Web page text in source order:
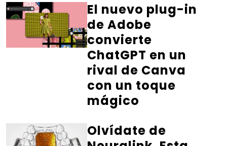
El nuevo plug-in
de Adobe
convierte
ChatGPT en un
rival de Canva
con un toque
mágico
Olvídate de